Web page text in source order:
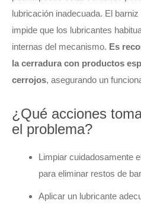
lubricación inadecuada. El
impide que los lubricantes
internas del mecanismo. Es
la cerradura con productos
cerrojos, asegurando un
¿Qué acciones
el problema?
Limpiar cuidadosamente
para eliminar restos de
Aplicar un lubricante